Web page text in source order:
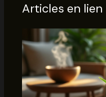
Articles en lien